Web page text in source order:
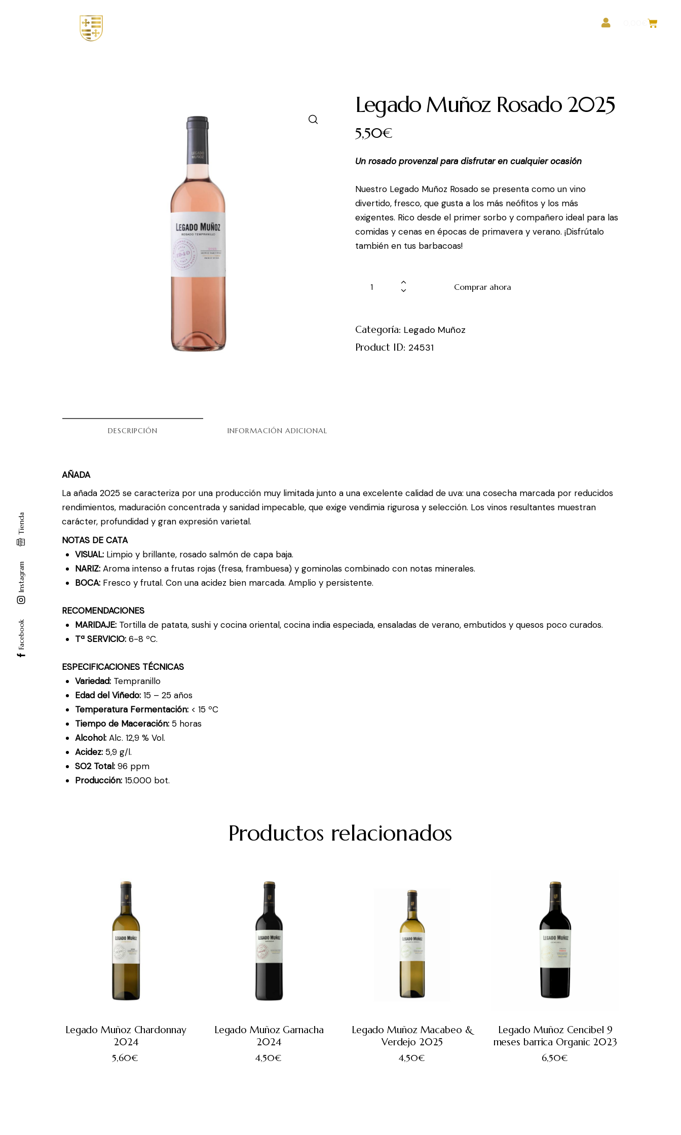
Legado Muñoz Rosado 2025
5,50€
Un rosado provenzal para disfrutar en cualquier ocasión
Nuestro Legado Muñoz Rosado se presenta como un vino
divertido, fresco, que gusta a los más neófitos y los más
exigentes. Rico desde el primer sorbo y compañero ideal para las
comidas y cenas en épocas de primavera y verano. ¡Disfrútalo
también en tus barbacoas!
Comprar ahora
Categoría: Legado Muñoz
Product ID: 24531
DESCRIPCIÓN INFORMACIÓN ADICIONAL
AÑADA
La añada 2025 se caracteriza por una producción muy limitada junto a una excelente calidad de uva: una cosecha marcada por reducidos
rendimientos, maduración concentrada y sanidad impecable, que exige vendimia rigurosa y selección. Los vinos resultantes muestran
carácter, profundidad y gran expresión varietal.
NOTAS DE CATA
VISUAL:Limpio y brillante, rosado salmón de capa baja.
NARIZ:Aroma intenso a frutas rojas (fresa, frambuesa) y gominolas combinado con notas minerales.
BOCA:Fresco y frutal. Con una acidez bien marcada. Amplio y persistente.
RECOMENDACIONES
MARIDAJE:Tortilla de patata, sushi y cocina oriental, cocina india especiada, ensaladas de verano, embutidos y quesos poco curados.
Tª SERVICIO:6-8 ºC.
ESPECIFICACIONES TÉCNICAS
Variedad:Tempranillo
Edad del Viñedo:15 – 25 años
Temperatura Fermentación:< 15 ºC
Tiempo de Maceración:5 horas
Alcohol:Alc. 12,9 % Vol.
Acidez:5,9 g/l.
SO2 Total:96 ppm
Producción:15.000 bot.
Productos relacionados
Legado Muñoz Chardonnay
2024
5,60€
Legado Muñoz Garnacha
2024
4,50€
Legado Muñoz Macabeo &
Verdejo 2025
4,50€
Legado Muñoz Cencibel 9
meses barrica Organic 2023
6,50€
Facebook
Instagram
Tienda